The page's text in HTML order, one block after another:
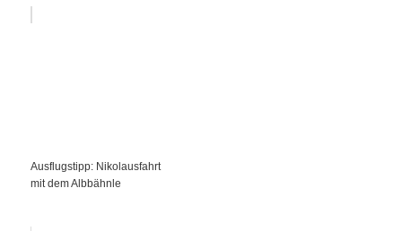
Ausflugstipp: Nikolausfahrt
mit dem Albbähnle